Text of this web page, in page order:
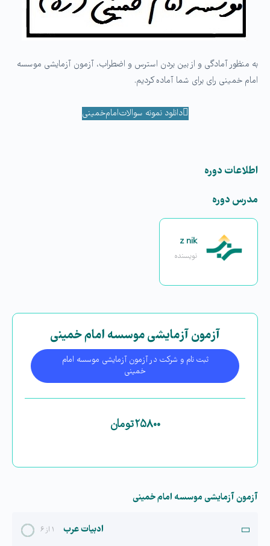
به منظور آمادگی و از بین بردن استرس و اضطراب، آزمون آزمایشی موسسه
امام خمینی رای برای شما آماده کردیم.
‌دانلود نمونه سوالات‌امام‌خمینی
اطلاعات دوره
مدرس دوره
z nik
نویسنده
آزمون آزمایشی موسسه امام خمینی
ثبت نام و شرکت در آزمون آزمایشی موسسه امام
خمینی
۲۵۸۰۰تومان
آزمون آزمایشی موسسه امام خمینی
۱ از ۶ ادبیات عرب